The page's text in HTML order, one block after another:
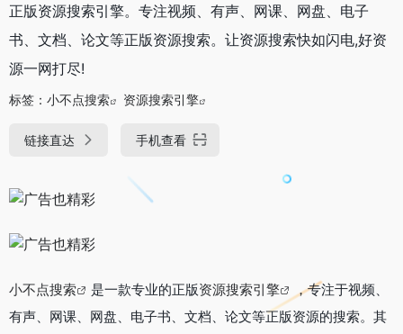
正版资源搜索引擎。专注视频、有声、网课、网盘、电子
书、文档、论文等正版资源搜索。让资源搜索快如闪电,好资
源一网打尽!
标签： 小不点搜索 资源搜索引擎
链接直达 手机查看
小不点搜索 是一款专业的正版资源搜索引擎
，专注于视频、
有声、网课、网盘、电子书、文档、论文等正版资源的搜索。其